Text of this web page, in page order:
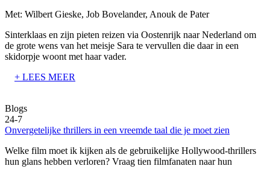
Met: Wilbert Gieske, Job Bovelander, Anouk de Pater
Sinterklaas en zijn pieten reizen via Oostenrijk naar Nederland om
de grote wens van het meisje Sara te vervullen die daar in een
skidorpje woont met haar vader.
+ LEES MEER
Blogs
24-7
Onvergetelijke thrillers in een vreemde taal die je moet zien
Welke film moet ik kijken als de gebruikelijke Hollywood-thrillers
hun glans hebben verloren? Vraag tien filmfanaten naar hun